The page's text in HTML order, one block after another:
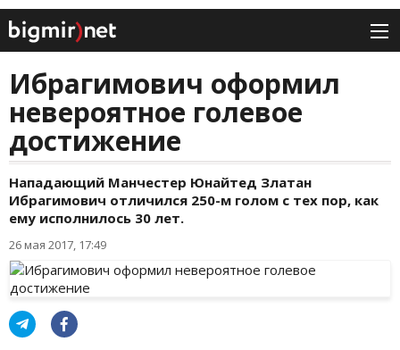
Ибрагимович оформил
невероятное голевое
достижение
Нападающий Манчестер Юнайтед Златан
Ибрагимович отличился 250-м голом с тех пор, как
ему исполнилось 30 лет.
26 мая 2017, 17:49